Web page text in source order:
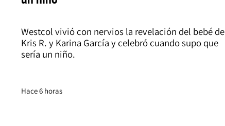
Westcol vivió con nervios la revelación del bebé de
Kris R. y Karina García y celebró cuando supo que
sería un niño.
Hace 6 horas